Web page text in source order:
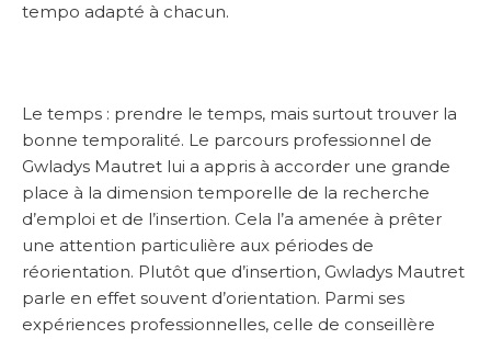
tempo adapté à chacun.
Le temps : prendre le temps, mais surtout trouver la
bonne temporalité. Le parcours professionnel de
Gwladys Mautret lui a appris à accorder une grande
place à la dimension temporelle de la recherche
d’emploi et de l’insertion. Cela l’a amenée à prêter
une attention particulière aux périodes de
réorientation. Plutôt que d’insertion, Gwladys Mautret
parle en effet souvent d’orientation. Parmi ses
expériences professionnelles, celle de conseillère